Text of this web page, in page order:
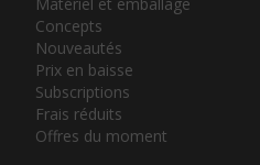
Concepts
Nouveautés
Prix en baisse
Subscriptions
Frais réduits
Offres du moment